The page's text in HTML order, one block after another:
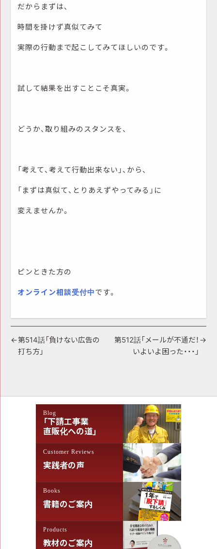
だからまずは、
時間を掛けず真似てみて
実際の行動まで起こしてみてほしいのです。
試して結果を出すことこそ真実。
どうか、取り組みのスタンスを、
「考えて、考えて行動出来ない」、から、
「まずは真似て、とりあえずやってみる」に
変えませんか。
ピンときた方の
オンライン相談受付中です。
投
稿
ゲ
第512話「メールが不通だ！
いよいよ困った・・・」
第514話「負けない広告の
打ち方」
Blog
「下請工事業
直販化への道」
Customer Reviews
実践者の声
Books
書籍のご案内
Products
教材のご案内